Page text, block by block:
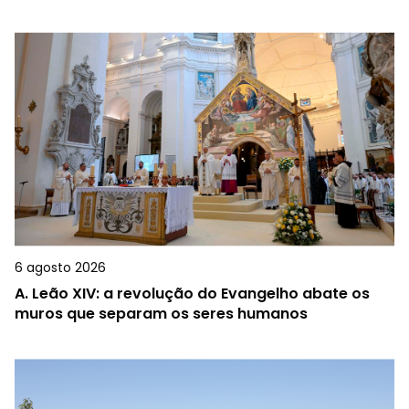
6 agosto 2026
A. Leão XIV: a revolução do Evangelho abate os
muros que separam os seres humanos